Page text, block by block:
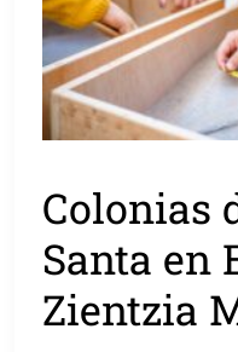
Colonias
Santa en
Zientzia